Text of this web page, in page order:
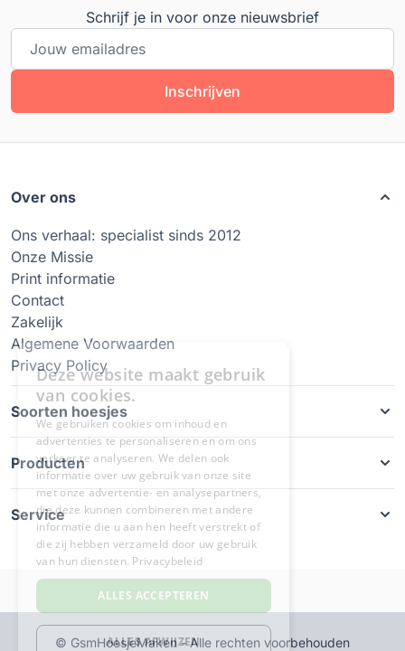
Schrijf je in voor onze nieuwsbrief
E-mailadres
Inschrijven
Over ons
Ons verhaal: specialist sinds 2012
Onze Missie
Print informatie
Contact
Zakelijk
Algemene Voorwaarden
Privacy Policy
Soorten hoesjes
Producten
Service
© GsmHoesjeMaken - Alle rechten voorbehouden